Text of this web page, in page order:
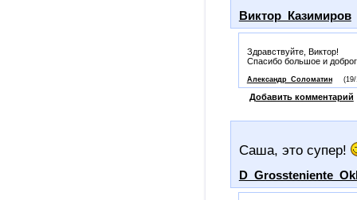
Виктор_Казимиров
Здравствуйте, Виктор!
Спасибо большое и
Александр_Соломатин
Добавить комментарий
Саша, это супер!